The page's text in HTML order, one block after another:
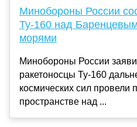
Минобороны России
Ту-160 над
морями
Минобороны России
ракетоносцы Ту-160
космических сил провели
пространстве над ...